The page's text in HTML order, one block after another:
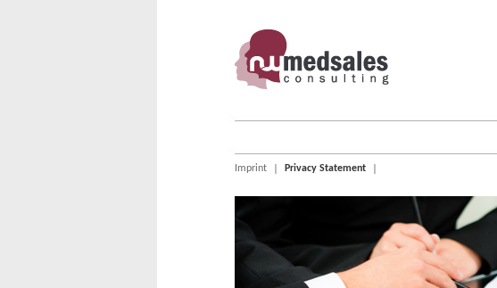
Imprint Privacy Statement